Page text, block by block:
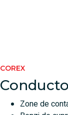
COREX
Zone de